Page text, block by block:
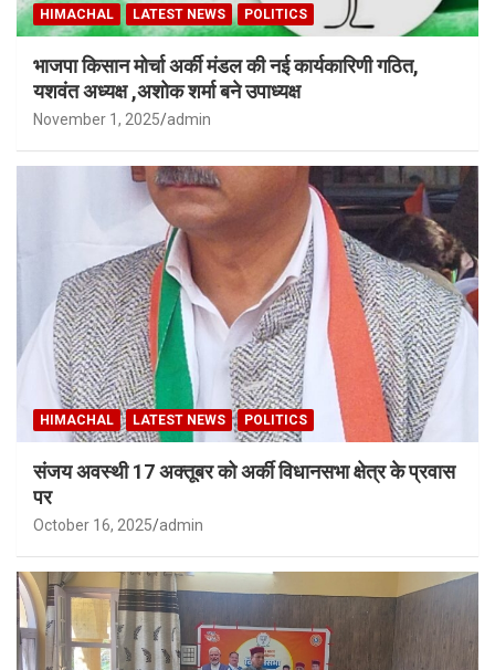
HIMACHAL LATEST NEWS POLITICS
भाजपा किसान मोर्चा अर्की मंडल की नई कार्यकारिणी गठित,
यशवंत अध्यक्ष ,अशोक शर्मा बने उपाध्यक्ष
November 1, 2025 admin
HIMACHAL LATEST NEWS POLITICS
संजय अवस्थी 17 अक्तूबर को अर्की विधानसभा क्षेत्र के प्रवास
पर
October 16, 2025 admin